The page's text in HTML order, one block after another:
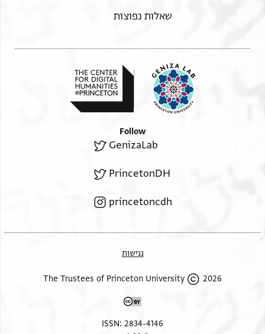
שאלות נפוצות
Follow
GenizaLab
PrincetonDH
princetoncdh
נגישות
2026 The Trustees of Princeton University
ISSN: 2834-4146